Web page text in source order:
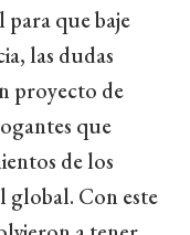
que baje
las dudas
proyecto de
que
de los
global. Con este